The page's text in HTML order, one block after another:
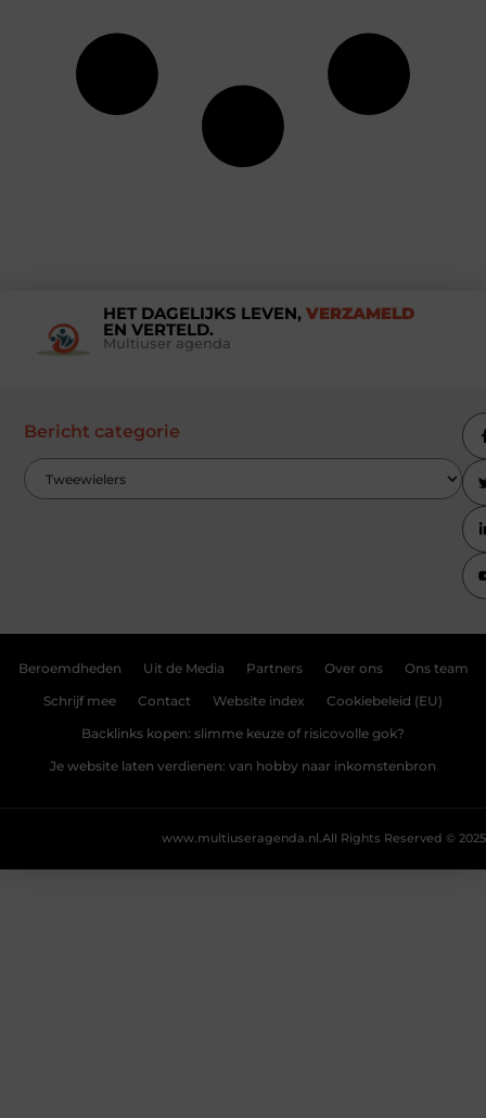
HET DAGELIJKS LEVEN, VERZAMELD
EN VERTELD.
Multiuser agenda
Bericht categorie
Beroemdheden Uit de Media Partners Over ons Ons team
Schrijf mee Contact Website index Cookiebeleid (EU)
Backlinks kopen: slimme keuze of risicovolle gok?
Je website laten verdienen: van hobby naar inkomstenbron
All Rights Reserved © 2025
www.multiuseragenda.nl.